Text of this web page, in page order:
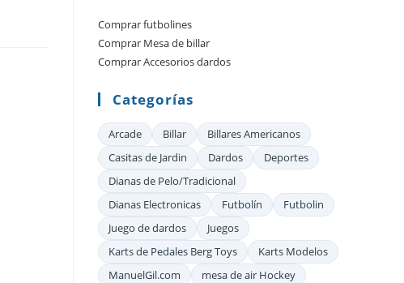
Comprar futbolines
Comprar Mesa de billar
Comprar Accesorios dardos
Categorías
Arcade Billar
Billares Americanos
Casitas de Jardin
Dardos
Deportes
Dianas de Pelo/Tradicional
Dianas Electronicas
Futbolín
Futbolin
Juego de dardos
Juegos
Karts de Pedales Berg Toys
Karts Modelos
ManuelGil.com
mesa de air Hockey